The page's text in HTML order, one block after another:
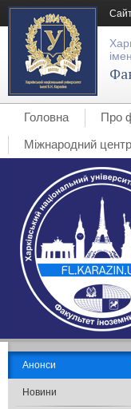
Головна Про
Міжнародний центр
Анонси
Новини